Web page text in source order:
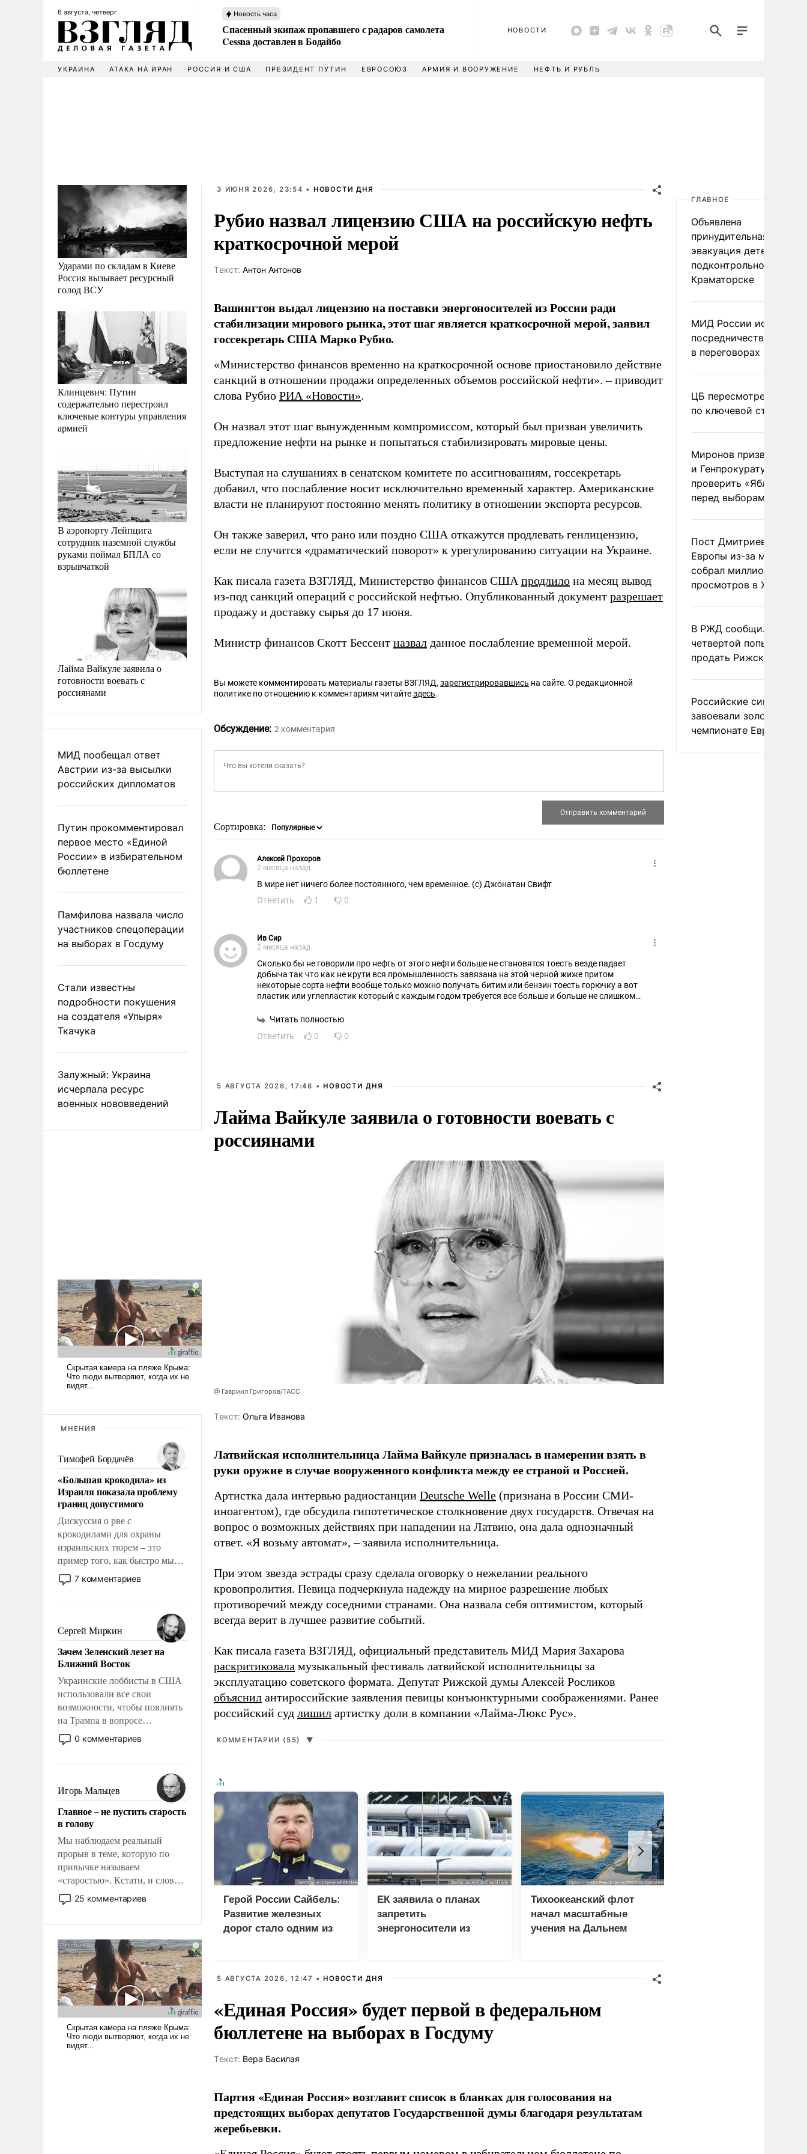
6 августа, четверг Новость часа
Спасенный экипаж пропавшего с радаров самолета
Cessna доставлен в Бодайбо
НОВОСТИ
УКРАИНА АТАКА НА ИРАН РОССИЯ И США ПРЕЗИДЕНТ ПУТИН ЕВРОСОЮЗ АРМИЯ И ВООРУЖЕНИЕ НЕФТЬ И РУБЛЬ
Ударами по складам в Киеве
Россия вызывает ресурсный
голод ВСУ
Клинцевич: Путин
содержательно перестроил
ключевые контуры управления
армией
В аэропорту Лейпцига
сотрудник наземной службы
руками поймал БПЛА со
взрывчаткой
Лайма Вайкуле заявила о
готовности воевать с
россиянами
МИД пообещал ответ
Австрии из-за высылки
российских дипломатов
Путин прокомментировал
первое место «Единой
России» в избирательном
бюллетене
Памфилова назвала число
участников спецоперации
на выборах в Госдуму
Стали известны
подробности покушения
на создателя «Упыря»
Ткачука
Залужный: Украина
исчерпала ресурс
военных нововведений
МНЕНИЯ
Тимофей Бордачёв
«Большая крокодила» из
Израиля показала проблему
границ допустимого
Дискуссия о рве с
крокодилами для охраны
израильских тюрем – это
пример того, как быстро мы
двигаемся по пути
революционных изменений.
псевдонаучной фантастики,
стало всерьез обсуждаемой
идеей.
7 комментариев
Сергей Миркин
Зачем Зеленский лезет на
Ближний Восток
Украинские лоббисты в США
использовали все свои
возможности, чтобы повлиять
на Трампа в вопросе
предоставления вооружений
своим нанимателям. Вероятно,
консультирует Киев, пришла в
голову мысль: хорошо бы
продемонстрировать, что
Украина вступила в
вооруженное противостояние
с Ираном.
0 комментариев
Игорь Мальцев
Главное – не пустить старость
в голову
Мы наблюдаем реальный
прорыв в теме, которую по
привычке называем
«старостью». Кстати, и слово-
то это уже стараются не
использовать – так же, как
что оно уже несет негативные
коннотации.
25 комментариев
3 ИЮНЯ 2026, 23:54 • НОВОСТИ ДНЯ
Рубио назвал лицензию США на российскую нефть
краткосрочной мерой
Tекст: Антон Антонов
Вашингтон выдал лицензию на поставки энергоносителей из России ради
стабилизации мирового рынка, этот шаг является краткосрочной мерой, заявил
госсекретарь США Марко Рубио.
«Министерство финансов временно на краткосрочной основе приостановило действие
санкций в отношении продажи определенных объемов российской нефти». – приводит
слова Рубио РИА «Новости».
Он назвал этот шаг вынужденным компромиссом, который был призван увеличить
предложение нефти на рынке и попытаться стабилизировать мировые цены.
Выступая на слушаниях в сенатском комитете по ассигнованиям, госсекретарь
добавил, что послабление носит исключительно временный характер. Американские
власти не планируют постоянно менять политику в отношении экспорта ресурсов.
Он также заверил, что рано или поздно США откажутся продлевать генлицензию,
если не случится «драматический поворот» к урегулированию ситуации на Украине.
Как писала газета ВЗГЛЯД, Министерство финансов США продлило на месяц вывод
из-под санкций операций с российской нефтью. Опубликованный документ разрешает
продажу и доставку сырья до 17 июня.
Министр финансов Скотт Бессент назвал данное послабление временной мерой.
Вы можете комментировать материалы газеты ВЗГЛЯД, зарегистрировавшись на сайте. О редакционной
политике по отношению к комментариям читайтездесь.
Обсуждение: 2 комментария
Сортировка:
Алексей Прохоров
2 месяца назад
В мире нет ничего более постоянного, чем временное. (с) Джонатан Свифт
Ответить
1 0
Ив Сир
2 месяца назад
Сколько бы не говорили про нефть от этого нефти больше не становятся тоесть везде падает
добыча так что как не крути вся промышленность завязана на этой черной жиже притом
некоторые сорта нефти вообще только можно получать битим или бензин тоесть горючку а вот
пластик или углепластик который с каждым годом требуется все больше и больше не слишком
Читать полностью
Ответить
0 0
5 АВГУСТА 2026, 17:48 • НОВОСТИ ДНЯ
Лайма Вайкуле заявила о готовности воевать с
россиянами
@ Гавриил Григоров/ТАСС
Tекст: Ольга Иванова
Латвийская исполнительница Лайма Вайкуле призналась в намерении взять в
руки оружие в случае вооруженного конфликта между ее страной и Россией.
Артистка дала интервью радиостанции Deutsche Welle (признана в России СМИ-
иноагентом), где обсудила гипотетическое столкновение двух государств. Отвечая на
вопрос о возможных действиях при нападении на Латвию, она дала однозначный
ответ. «Я возьму автомат», – заявила исполнительница.
При этом звезда эстрады сразу сделала оговорку о нежелании реального
кровопролития. Певица подчеркнула надежду на мирное разрешение любых
противоречий между соседними странами. Она назвала себя оптимистом, который
всегда верит в лучшее развитие событий.
Как писала газета ВЗГЛЯД, официальный представитель МИД Мария Захарова
раскритиковала музыкальный фестиваль латвийской исполнительницы за
эксплуатацию советского формата. Депутат Рижской думы Алексей Росликов
объяснил антироссийские заявления певицы конъюнктурными соображениями. Ранее
российский суд лишил артистку доли в компании «Лайма-Люкс Рус».
КОММЕНТАРИИ (55) ▼
Герой России Сайбель:
Развитие железных
дорог стало одним из
ЕК заявила о планах
запретить
энергоносители из
Тихоокеанский флот
начал масштабные
учения на Дальнем
5 АВГУСТА 2026, 12:47 • НОВОСТИ ДНЯ
«Единая Россия» будет первой в федеральном
бюллетене на выборах в Госдуму
Tекст: Вера Басилая
Партия «Единая Россия» возглавит список в бланках для голосования на
предстоящих выборах депутатов Государственной думы благодаря результатам
жеребьевки.
ГЛАВНОЕ
Объявлена
принудительная
эвакуация детей в
подконтрольном Киеву
Краматорске
МИД России исключил
посредничество
в переговорах по
ЦБ пересмотрел
по ключевой ставке
Миронов призвал
и Генпрокуратуру
проверить «Яблоко»
перед выборами
Пост Дмитриева о
Европы из-за
собрал миллион
просмотров в X
В РЖД сообщили о
четвертой попытке
продать Рижский
Российские
завоевали золото на
чемпионате Европы